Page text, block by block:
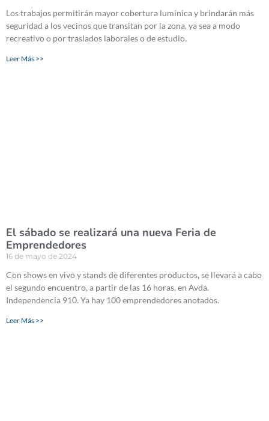
Los trabajos permitirán mayor cobertura lumínica y brindarán más
seguridad a los vecinos que transitan por la zona, ya sea a modo
recreativo o por traslados laborales o de estudio.
Leer Más >>
El sábado se realizará una nueva Feria de
Emprendedores
16 de mayo de 2024
Con shows en vivo y stands de diferentes productos, se llevará a cabo
el segundo encuentro, a partir de las 16 horas, en Avda.
Independencia 910. Ya hay 100 emprendedores anotados.
Leer Más >>